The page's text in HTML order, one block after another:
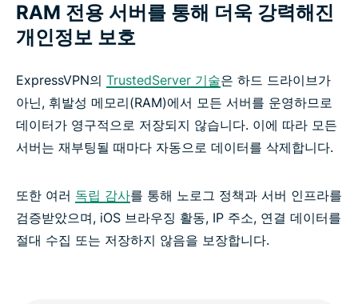
RAM 전용 서버를 통해 더욱 강력해진
개인정보 보호
ExpressVPN의 TrustedServer 기술은 하드 드라이브가
아닌, 휘발성 메모리(RAM)에서 모든 서버를 운영하므로
데이터가 영구적으로 저장되지 않습니다. 이에 따라 모든
서버는 재부팅될 때마다 자동으로 데이터를 삭제합니다.
또한 여러 독립 감사를 통해 노로그 정책과 서버 인프라를
검증받았으며, iOS 브라우징 활동, IP 주소, 연결 데이터를
절대 수집 또는 저장하지 않음을 보장합니다.